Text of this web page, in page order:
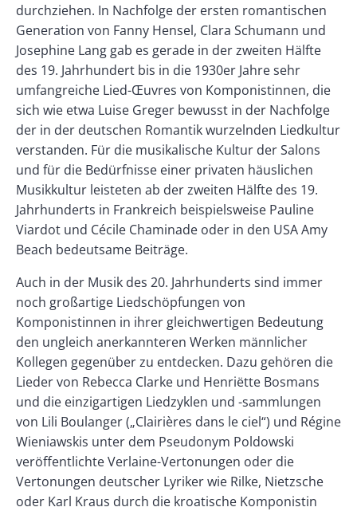
durchziehen. In Nachfolge der ersten romantischen
Generation von Fanny Hensel, Clara Schumann und
Josephine Lang gab es gerade in der zweiten Hälfte
des 19. Jahrhundert bis in die 1930er Jahre sehr
umfangreiche Lied-Œuvres von Komponistinnen, die
sich wie etwa Luise Greger bewusst in der Nachfolge
der in der deutschen Romantik wurzelnden Liedkultur
verstanden. Für die musikalische Kultur der Salons
und für die Bedürfnisse einer privaten häuslichen
Musikkultur leisteten ab der zweiten Hälfte des 19.
Jahrhunderts in Frankreich beispielsweise Pauline
Viardot und Cécile Chaminade oder in den USA Amy
Beach bedeutsame Beiträge.
Auch in der Musik des 20. Jahrhunderts sind immer
noch großartige Liedschöpfungen von
Komponistinnen in ihrer gleichwertigen Bedeutung
den ungleich anerkannteren Werken männlicher
Kollegen gegenüber zu entdecken. Dazu gehören die
Lieder von Rebecca Clarke und Henriëtte Bosmans
und die einzigartigen Liedzyklen und -sammlungen
von Lili Boulanger („Clairières dans le ciel“) und Régine
Wieniawskis unter dem Pseudonym Poldowski
veröffentlichte Verlaine-Vertonungen oder die
Vertonungen deutscher Lyriker wie Rilke, Nietzsche
oder Karl Kraus durch die kroatische Komponistin